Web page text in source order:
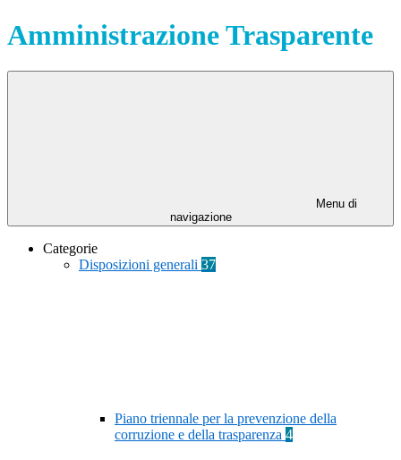
Amministrazione Trasparente
Menu di
navigazione
Categorie
Disposizioni generali 37
Piano triennale per la prevenzione della
corruzione e della trasparenza 4